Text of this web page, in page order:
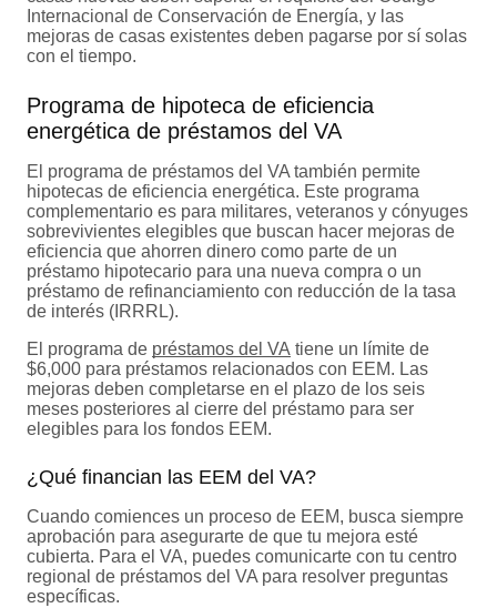
Internacional de Conservación de Energía, y las
mejoras de casas existentes deben pagarse por sí solas
con el tiempo.
Programa de hipoteca de eficiencia
energética de préstamos del VA
El programa de préstamos del VA también permite
hipotecas de eficiencia energética. Este programa
complementario es para militares, veteranos y cónyuges
sobrevivientes elegibles que buscan hacer mejoras de
eficiencia que ahorren dinero como parte de un
préstamo hipotecario para una nueva compra o un
préstamo de refinanciamiento con reducción de la tasa
de interés (IRRRL).
El programa de préstamos del VA tiene un límite de
$6,000 para préstamos relacionados con EEM. Las
mejoras deben completarse en el plazo de los seis
meses posteriores al cierre del préstamo para ser
elegibles para los fondos EEM.
¿Qué financian las EEM del VA?
Cuando comiences un proceso de EEM, busca siempre
aprobación para asegurarte de que tu mejora esté
cubierta. Para el VA, puedes comunicarte con tu centro
regional de préstamos del VA para resolver preguntas
específicas.